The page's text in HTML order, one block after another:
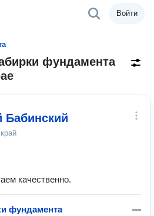
Войти
фундамента
Бабинский
качественно.
фундамента —